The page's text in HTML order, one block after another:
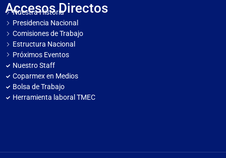
Accesos Directos
Nuestra Historia
Presidencia Nacional
Comisiones de Trabajo
Estructura Nacional
Próximos Eventos
Nuestro Staff
Coparmex en Medios
Bolsa de Trabajo
Herramienta laboral TMEC